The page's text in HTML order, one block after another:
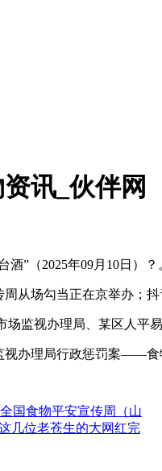
讯_伙伴网
”（2025年09月10日）？
场勾当正在京举办；抖
监视办理局、某区人平
理局行政惩罚案——食
国食物平安宣传周（山
几位老苍生的大网红完